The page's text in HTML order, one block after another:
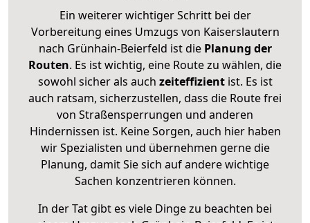
Ein weiterer wichtiger Schritt bei der
Vorbereitung eines Umzugs von Kaiserslautern
nach Grünhain-Beierfeld ist diePlanung der
Routen. Es ist wichtig, eine Route zu wählen, die
sowohl sicher als auch zeiteffizientist. Es ist
auch ratsam, sicherzustellen, dass die Route frei
von Straßensperrungen und anderen
Hindernissen ist. Keine Sorgen, auch hier haben
wir Spezialisten und übernehmen gerne die
Planung, damit Sie sich auf andere wichtige
Sachen konzentrieren können.
In der Tat gibt es viele Dinge zu beachten bei